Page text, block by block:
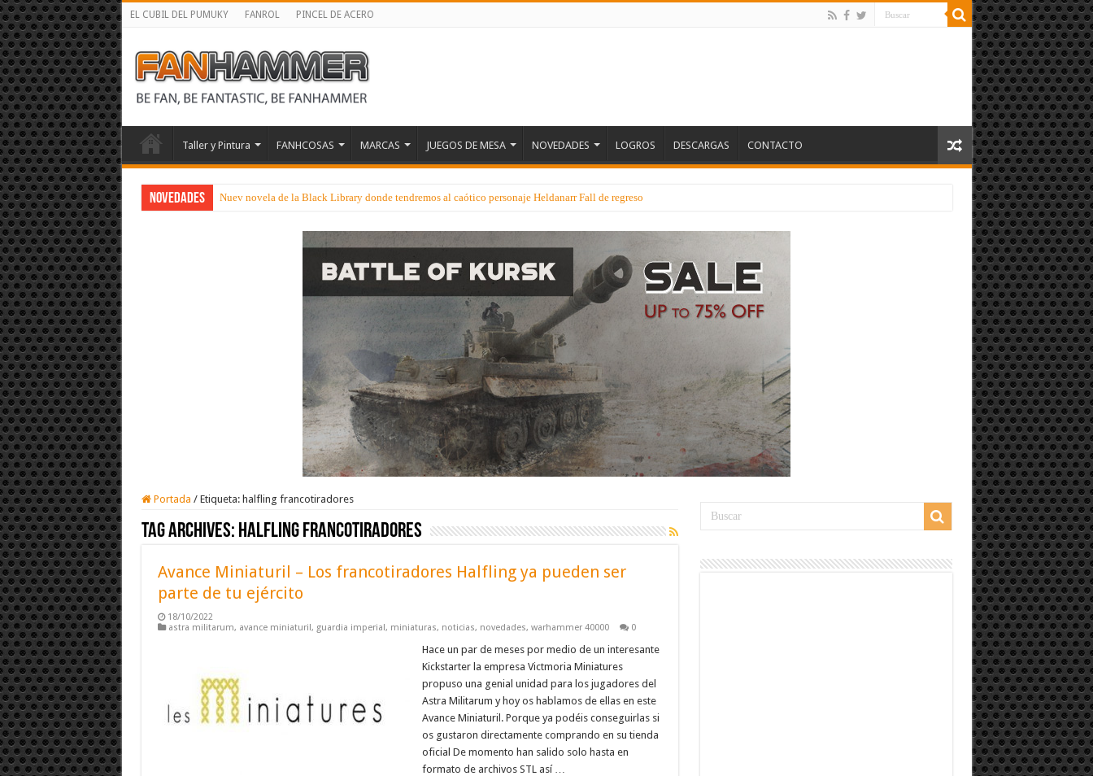
EL CUBIL DEL PUMUKY FANROL PINCEL DE ACERO
Taller y Pintura FANHCOSAS MARCAS JUEGOS DE MESA NOVEDADES LOGROS DESCARGAS CONTACTO
NOVEDADES Nuev novela de la Black Library donde tendremos al caótico personaje Heldanarr Fall de regreso
Portada / Etiqueta: halfling francotiradores
Tag Archives: halfling francotiradores
Avance Miniaturil – Los francotiradores Halfling ya pueden ser
parte de tu ejército
18/10/2022
astra militarum, avance miniaturil, guardia imperial, miniaturas, noticias, novedades, warhammer 40000 0
Hace un par de meses por medio de un interesante
Kickstarter la empresa Victmoria Miniatures
propuso una genial unidad para los jugadores del
Astra Militarum y hoy os hablamos de ellas en este
Avance Miniaturil. Porque ya podéis conseguirlas si
os gustaron directamente comprando en su tienda
oficial De momento han salido solo hasta en
formato de archivos STL así …